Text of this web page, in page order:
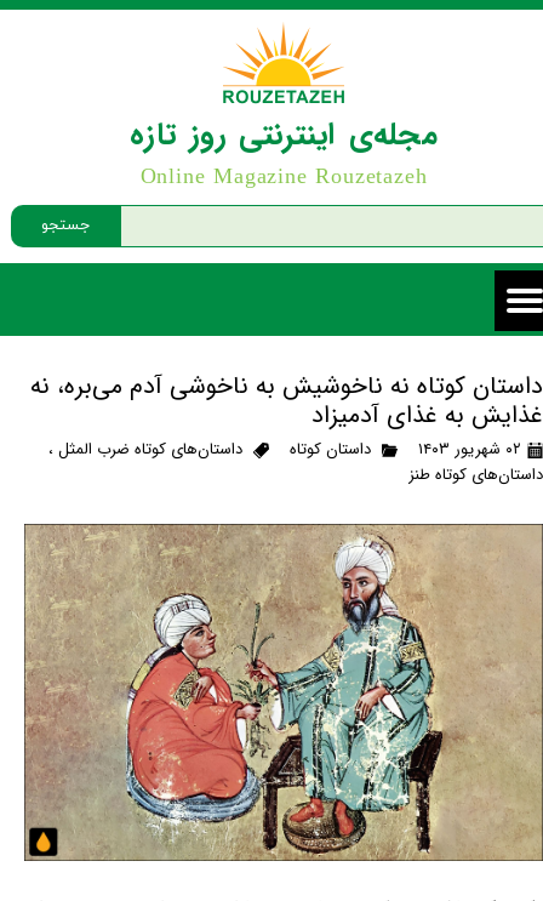
جستجو
مجله‌ی اینترنتی روز تازه
Online Magazine Rouzetazeh
داستان کوتاه نه ناخوشیش به ناخوشی آدم می‌بره، نه
غذایش به غذای آدمیزاد
۰۲ شهریور ۱۴۰۳ داستان کوتاه داستان‌های کوتاه ضرب المثل،
داستان‌های کوتاه طنز